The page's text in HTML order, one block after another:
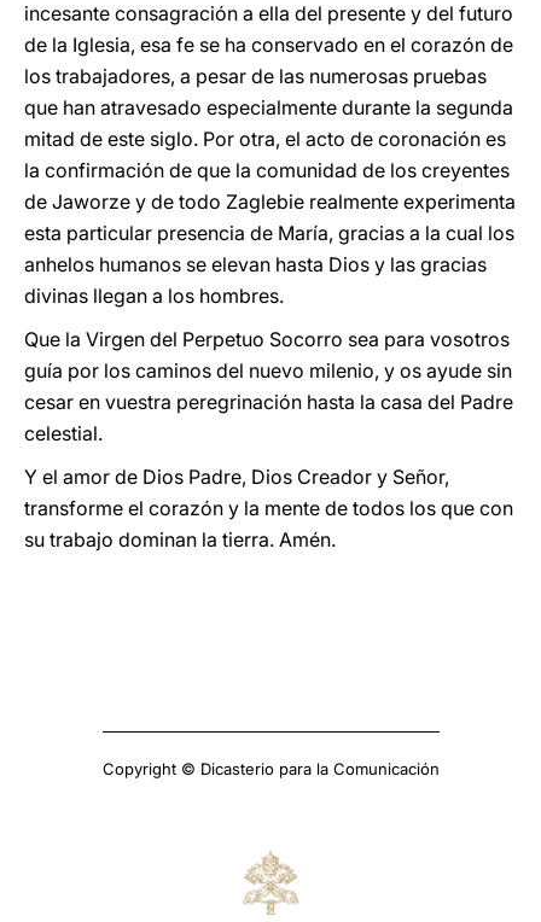
incesante consagración a ella del presente y del futuro
de la Iglesia, esa fe se ha conservado en el corazón de
los trabajadores, a pesar de las numerosas pruebas
que han atravesado especialmente durante la segunda
mitad de este siglo. Por otra, el acto de coronación es
la confirmación de que la comunidad de los creyentes
de Jaworze y de todo Zaglebie realmente experimenta
esta particular presencia de María, gracias a la cual los
anhelos humanos se elevan hasta Dios y las gracias
divinas llegan a los hombres.
Que la Virgen del Perpetuo Socorro sea para vosotros
guía por los caminos del nuevo milenio, y os ayude sin
cesar en vuestra peregrinación hasta la casa del Padre
celestial.
Y el amor de Dios Padre, Dios Creador y Señor,
transforme el corazón y la mente de todos los que con
su trabajo dominan la tierra. Amén.
Copyright © Dicasterio para la Comunicación